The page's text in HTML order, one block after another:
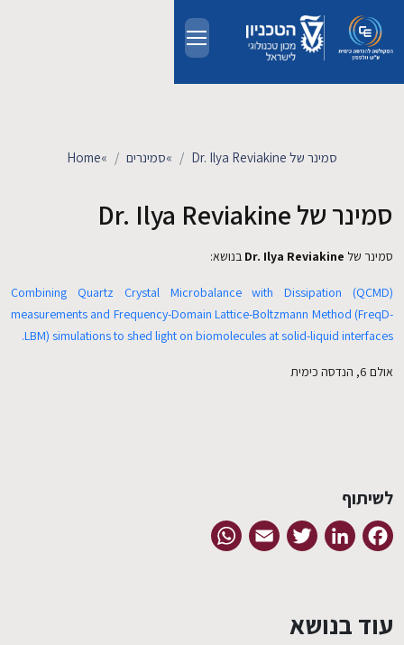
מחקר
חדשות ואירועים
Home» סמינרים» סמינר של Dr. Ilya Reviakine
סמינר של Dr. Ilya Reviakine
סמינר של Dr. Ilya Reviakine בנושא:
Combining Quartz Crystal Microbalance with Dissipation (QCMD)
measurements and Frequency-Domain Lattice-Boltzmann Method (FreqD-
LBM) simulations to shed light on biomolecules at solid-liquid interfaces.
אולם 6, הנדסה כימית
לשיתוף
Facebook
LinkedIn
Twitter
Email
עוד בנושא